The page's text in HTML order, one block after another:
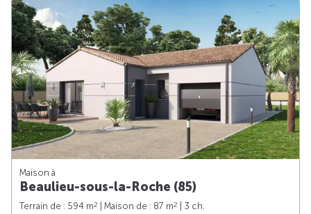
Maison à
Beaulieu-sous-la-Roche (85)
Terrain de : 594 m2 | Maison de : 87 m2
| 3 ch.